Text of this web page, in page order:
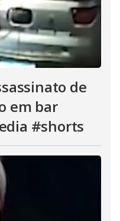
de
em bar
#shorts